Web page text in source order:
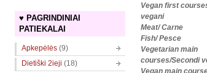
Vegan first
vegani
Meat/ Carne
Fish/ Pesce
Vegetarian main
courses/Secondi
Vegan main
♥ PAGRINDINIAI
PATIEKALAI
Apkepėlės (9)
Dietiški 2ieji (18)